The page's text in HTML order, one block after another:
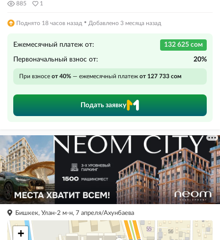
885 1
Поднято 18 часов назад · Добавлено 3 месяца назад
Ежемесячный платеж от: 132 625 сом
Первоначальный взнос от: 20%
При взносе от 40% — ежемесячный платеж от 127 733 сом
Подать заявку
Бишкек, Улан-2 м-н, 7 апреля/Ахунбаева
+